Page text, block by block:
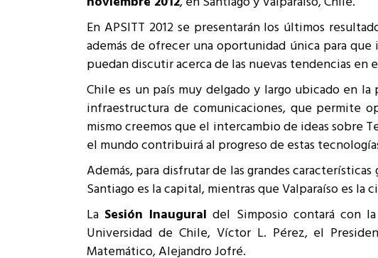
Cumplimiento Legal
Cómo
En APSITT 2012 se presentarán los últimos
además de ofrecer una oportunidad única para
puedan discutir acerca de las nuevas tendencias en
Chile es un país muy delgado y largo ubicado en
infraestructura de comunicaciones, que permite
mismo creemos que el intercambio de ideas sobre
el mundo contribuirá al progreso de estas
Además, para disfrutar de las grandes
Santiago es la capital, mientras que Valparaíso es
La Sesión Inaugural del Simposio contará con
Universidad de Chile, Víctor L. Pérez, el
Matemático, Alejandro Jofré.